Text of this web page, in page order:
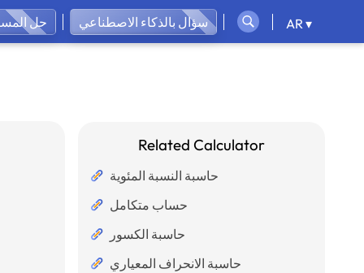
حل سؤال بالذكاء الاصطناعي AR ▾
Related Calculator
حاسبة النسبة المئوية
حساب متكامل
حاسبة الكسور
حاسبة الانحراف المعياري